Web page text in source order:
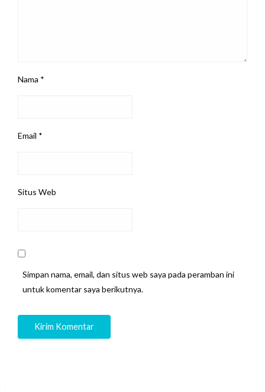
Nama *
Email *
Situs Web
Simpan nama, email, dan situs web saya pada peramban ini
untuk komentar saya berikutnya.